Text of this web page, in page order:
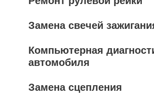
Замена свечей
Компьютерная
автомобиля
Замена сцепления